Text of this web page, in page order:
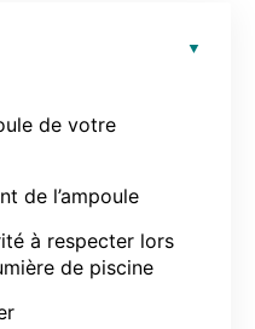
de votre
de l’ampoule
à respecter lors
de piscine